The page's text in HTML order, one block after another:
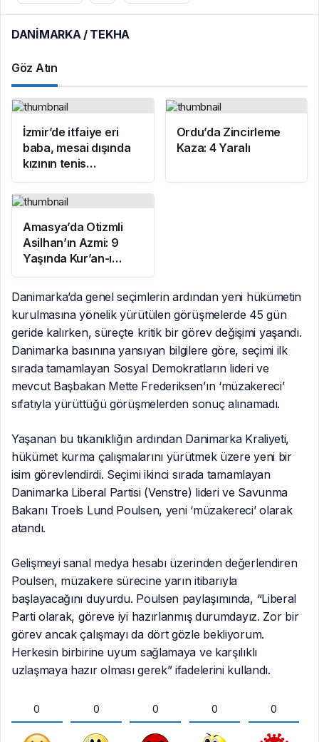
DANİMARKA / TEKHA
Göz Atın
İzmir’de itfaiye eri
baba, mesai dışında
kızının tenis
antrenörlüğünü
yapıyor
Ordu’da Zincirleme
Kaza: 4 Yaralı
Amasya’da Otizmli
Asilhan’ın Azmi: 9
Yaşında Kur’an-ı
Kerim Okumayı
Öğrendi
Danimarka’da genel seçimlerin ardından yeni hükümetin
kurulmasına yönelik yürütülen görüşmelerde 45 gün
geride kalırken, süreçte kritik bir görev değişimi yaşandı.
Danimarka basınına yansıyan bilgilere göre, seçimi ilk
sırada tamamlayan Sosyal Demokratların lideri ve
mevcut Başbakan Mette Frederiksen’ın ‘müzakereci’
sıfatıyla yürüttüğü görüşmelerden sonuç alınamadı.
Yaşanan bu tıkanıklığın ardından Danimarka Kraliyeti,
hükümet kurma çalışmalarını yürütmek üzere yeni bir
isim görevlendirdi. Seçimi ikinci sırada tamamlayan
Danimarka Liberal Partisi (Venstre) lideri ve Savunma
Bakanı Troels Lund Poulsen, yeni ‘müzakereci’ olarak
atandı.
Gelişmeyi sanal medya hesabı üzerinden değerlendiren
Poulsen, müzakere sürecine yarın itibarıyla
başlayacağını duyurdu. Poulsen paylaşımında, “Liberal
Parti olarak, göreve iyi hazırlanmış durumdayız. Zor bir
görev ancak çalışmayı da dört gözle bekliyorum.
Herkesin birbirine uyum sağlamaya ve karşılıklı
uzlaşmaya hazır olması gerek” ifadelerini kullandı.
0 0 0 0 0